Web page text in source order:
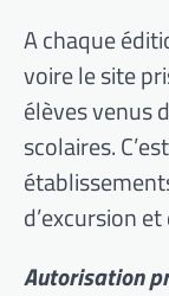
A chaque
voire le site
élèves venus
scolaires.
d’excursion
Autorisation